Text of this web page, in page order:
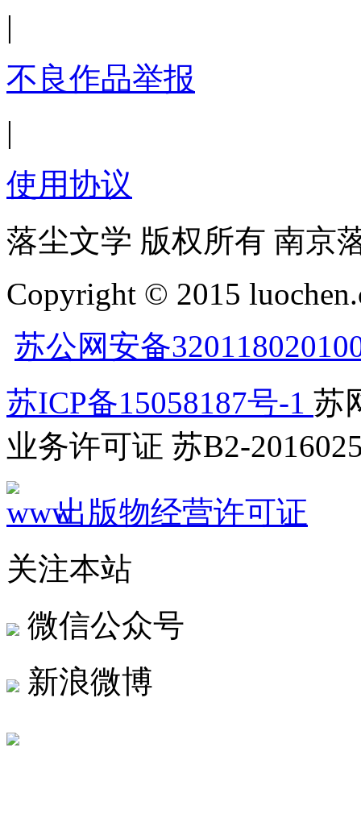
|
不良作品举报
|
使用协议
落尘文学 版权所有 南京
Copyright © 2015
苏公网安备
苏ICP备15058187号-1 苏
业务许可证 苏B2-
出版物经营许可证
关注本站
微信公众号
新浪微博